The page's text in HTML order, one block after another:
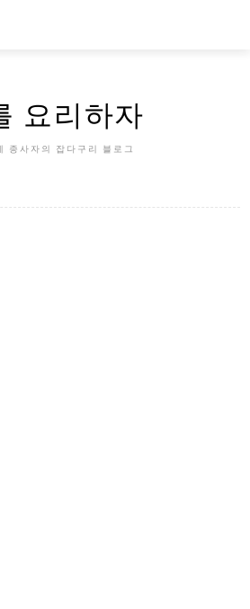
요리하자
종사자의 잡다구리 블로그